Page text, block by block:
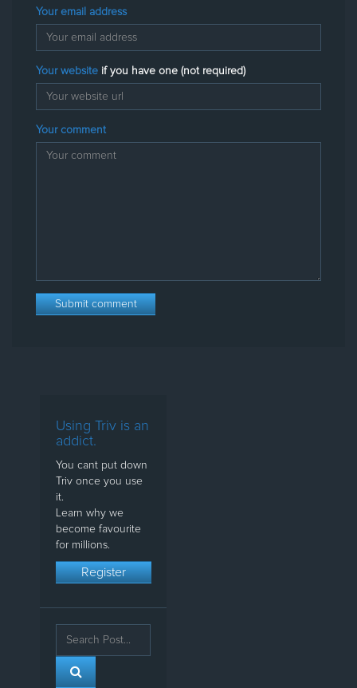
Your email address
Your website if you have one (not required)
Your comment
Using Triv is an
addict.
You cant put down
Triv once you use
it.
Learn why we
become favourite
for millions.
Register